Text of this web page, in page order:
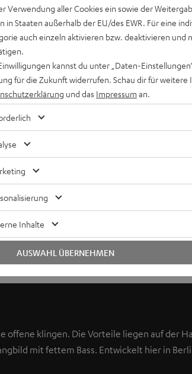
offene klingen. Die Vorteile liegen auf der
mit fettem Bass. Entwickelt hier in
Verwendung aller Cookies ein sowie der
in Staaten außerhalb der EU/des EWR. Für eine
auch einzeln aktivieren bzw. deaktivieren und
kannst du unter „Daten-
für die Zukunft widerrufen. Schau dir für weitere
und das Impressum an.
Inhalte
AUSWAHL ÜBERNEHMEN